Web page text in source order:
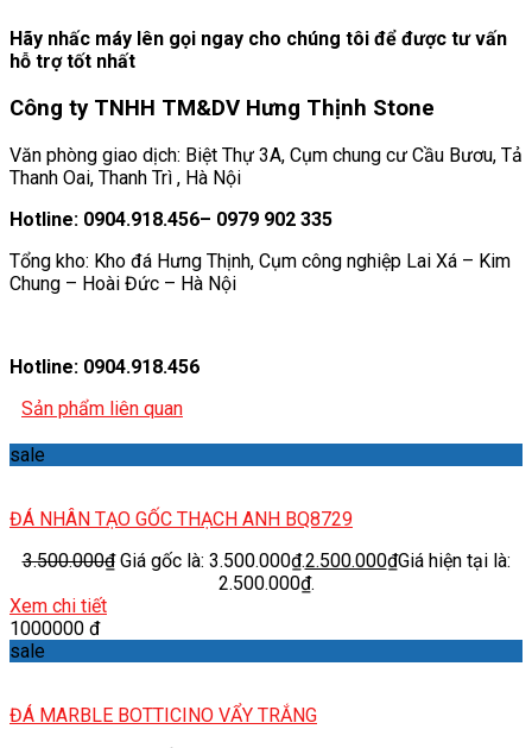
Hãy nhấc máy lên gọi ngay cho chúng tôi để được tư vấn
hỗ trợ tốt nhất
Công ty TNHH TM&DV Hưng Thịnh Stone
Văn phòng giao dịch: Biệt Thự 3A, Cụm chung cư Cầu Bươu, Tả
Thanh Oai, Thanh Trì , Hà Nội
Hotline: 0904.918.456– 0979 902 335
Tổng kho: Kho đá Hưng Thịnh, Cụm công nghiệp Lai Xá – Kim
Chung – Hoài Đức – Hà Nội
Hotline: 0904.918.456
Sản phẩm liên quan
sale
ĐÁ NHÂN TẠO GỐC THẠCH ANH BQ8729
3.500.000₫ Giá gốc là: 3.500.000₫.2.500.000₫Giá hiện tại là:
2.500.000₫.
Xem chi tiết
1000000 đ
sale
ĐÁ MARBLE BOTTICINO VẨY TRẮNG